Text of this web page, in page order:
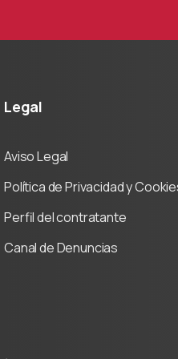
Legal
Aviso Legal
Política de Privacidad y
Perfil del contratante
Canal de Denuncias